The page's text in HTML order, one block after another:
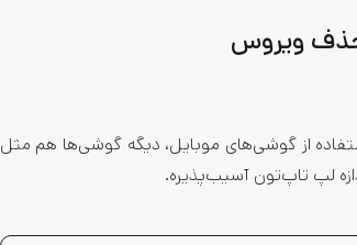
ویروس
از گوشی‌های موبایل، دیگه گوشی‌ها هم مثل
لپ تاپ‌تون آسیب‌پذیره.